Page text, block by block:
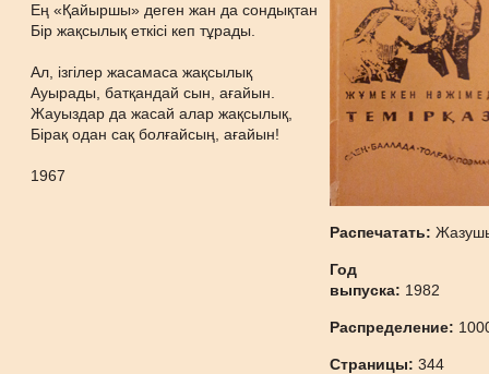
Ең «Қайыршы» деген жан да сондықтан
Бір жақсылық еткісі кеп тұрады.
Ал, ізгілер жасамаса жақсылық
Ауырады, батқандай сын, ағайын.
Жауыздар да жасай алар жақсылық,
Бірақ одан сақ болғайсың, ағайын!
1967
Распечатать:
Год
выпуска: 1982
Распределение:
Страницы:344